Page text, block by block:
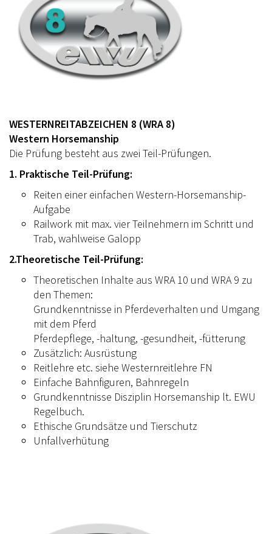
WESTERNREITABZEICHEN 8 (WRA 8)
Western Horsemanship
Die Prüfung besteht aus zwei Teil-Prüfungen.
1. Praktische Teil-Prüfung:
Reiten einer einfachen Western-Horsemanship-
Aufgabe
Railwork mit max. vier Teilnehmern im Schritt und
Trab, wahlweise Galopp
2.Theoretische Teil-Prüfung:
Theoretischen Inhalte aus WRA 10 und WRA 9 zu
den Themen:
Grundkenntnisse in Pferdeverhalten und Umgang
mit dem Pferd
Pferdepflege, -haltung, -gesundheit, -fütterung
Zusätzlich: Ausrüstung
Reitlehre etc. siehe Westernreitlehre FN
Einfache Bahnfiguren, Bahnregeln
Grundkenntnisse Disziplin Horsemanship lt. EWU
Regelbuch.
Ethische Grundsätze und Tierschutz
Unfallverhütung